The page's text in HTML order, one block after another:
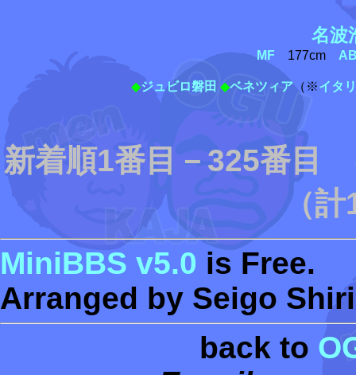
名波
MF177cm
◆ジュビロ磐田 ◆ベネツィア（※イタ
新着順1番目－325番
（計
MiniBBS v5.0 is Free.
Arranged by Seigo
back to